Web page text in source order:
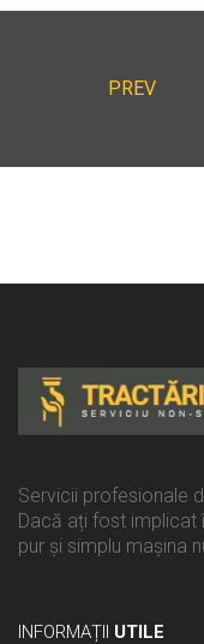
PREV
Servicii profesionale
Dacă ați fost implicat
pur și simplu mașina
INFORMAȚII UTILE